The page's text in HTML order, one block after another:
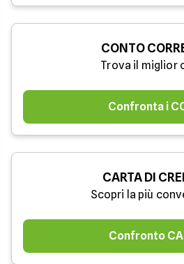
CONTO
Trova il miglior
Confronta i
CARTA DI
Scopri la più
Confronto